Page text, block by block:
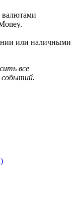
валютами
или наличными
все
событий.